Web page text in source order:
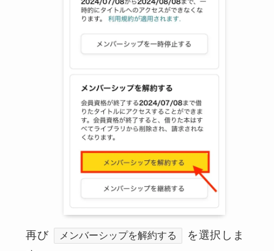
再び メンバーシップを解約する
を選択しま